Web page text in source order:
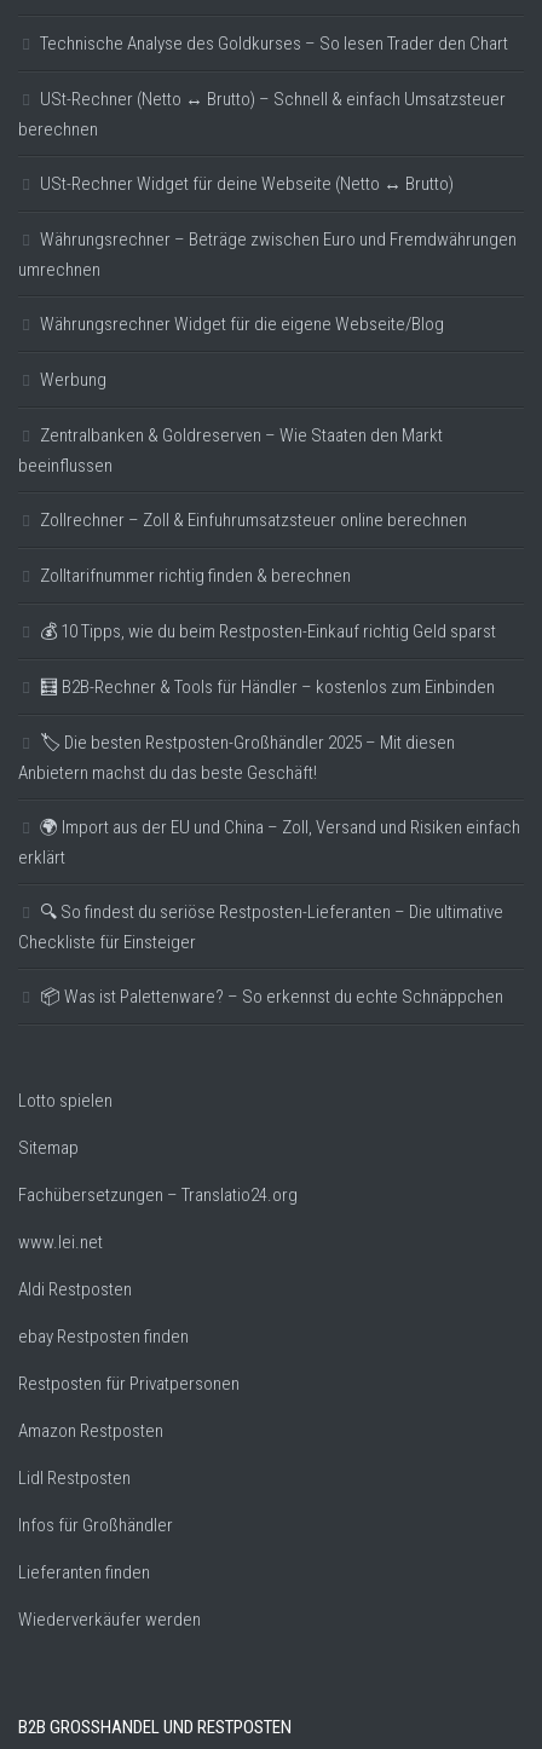
Technische Analyse des Goldkurses – So lesen Trader den Chart
USt-Rechner (Netto ↔ Brutto) – Schnell & einfach Umsatzsteuer
berechnen
USt-Rechner Widget für deine Webseite (Netto ↔ Brutto)
Währungsrechner – Beträge zwischen Euro und Fremdwährungen
umrechnen
Währungsrechner Widget für die eigene Webseite/Blog
Werbung
Zentralbanken & Goldreserven – Wie Staaten den Markt
beeinflussen
Zollrechner – Zoll & Einfuhrumsatzsteuer online berechnen
Zolltarifnummer richtig finden & berechnen
💰 10 Tipps, wie du beim Restposten-Einkauf richtig Geld sparst
🧮 B2B-Rechner & Tools für Händler – kostenlos zum Einbinden
🏷️ Die besten Restposten-Großhändler 2025 – Mit diesen
Anbietern machst du das beste Geschäft!
🌍 Import aus der EU und China – Zoll, Versand und Risiken einfach
erklärt
🔍 So findest du seriöse Restposten-Lieferanten – Die ultimative
Checkliste für Einsteiger
📦 Was ist Palettenware? – So erkennst du echte Schnäppchen
Lotto spielen
Sitemap
Fachübersetzungen – Translatio24.org
www.lei.net
Aldi Restposten
ebay Restposten finden
Restposten für Privatpersonen
Amazon Restposten
Lidl Restposten
Infos für Großhändler
Lieferanten finden
Wiederverkäufer werden
B2B GROSSHANDEL UND RESTPOSTEN